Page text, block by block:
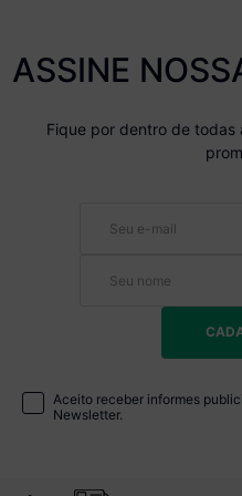
ASSINE
Fique por dentro de todas
Aceito receber informes
Newsletter.